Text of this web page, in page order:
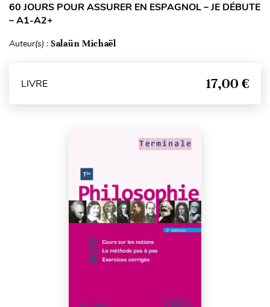
60 JOURS POUR ASSURER EN ESPAGNOL – JE DÉBUTE
– A1-A2+
Auteur(s) : Salaün Michaël
LIVRE 17,00 €